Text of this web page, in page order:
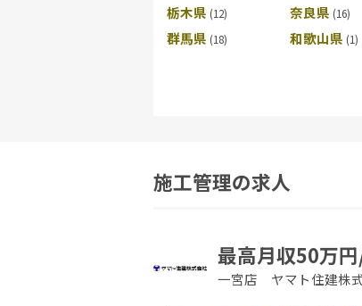
栃木県
群馬県
奈良県
和歌山県
施工管理の求人
最高月収50万
一宮店 ヤマト住建株